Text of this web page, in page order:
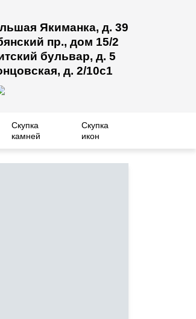
Якиманка, д. 39
пр., дом 15/2
бульвар, д. 5
д. 2/10с1
Скупка
камней
Скупка
икон